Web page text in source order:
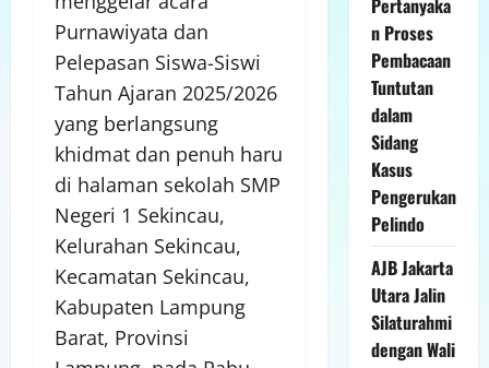
Purnawiyata dan
Pelepasan Siswa-Siswi
Tahun Ajaran 2025/2026
yang berlangsung
khidmat dan penuh haru
di halaman sekolah SMP
Negeri 1 Sekincau,
Kelurahan Sekincau,
Kecamatan Sekincau,
Kabupaten Lampung
Barat, Provinsi
Pertanyaka
n Proses
Pembacaan
Tuntutan
dalam
Sidang
Kasus
Pengerukan
Pelindo
AJB Jakarta
Utara Jalin
Silaturahmi
dengan Wali